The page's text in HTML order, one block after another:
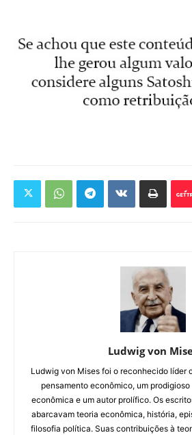
Ludwig von
Ludwig von Mises foi o reconhecido líder
pensamento econômico, um
econômica e um autor prolífico. Os
abarcavam teoria econômica, história,
filosofia política. Suas contribuições à